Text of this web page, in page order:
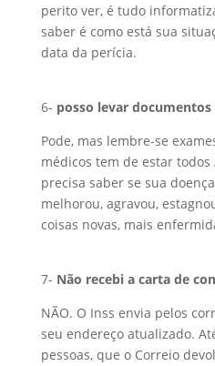
perito ver, é tudo
saber é como está sua
data da perícia.
6- posso levar documentos
Pode, mas lembre-se
médicos tem de estar todos
precisa saber se sua
melhorou, agravou,
coisas novas, mais
7- Não recebi a carta de
NÃO. O Inss envia pelos
seu endereço atualizado.
pessoas, que o Correio